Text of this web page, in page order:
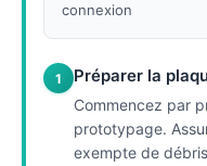
connexion
1 Préparer la
Commencez par
prototypage.
exempte de